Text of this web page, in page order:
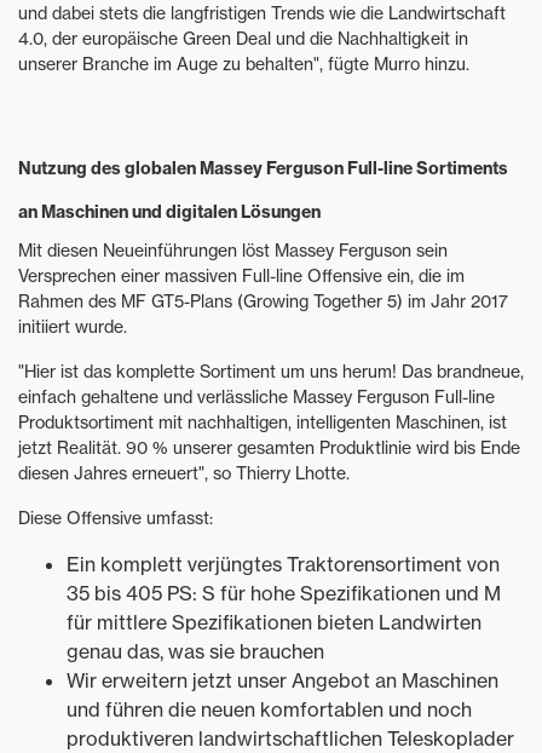
und dabei stets die langfristigen Trends wie die Landwirtschaft
4.0, der europäische Green Deal und die Nachhaltigkeit in
unserer Branche im Auge zu behalten", fügte Murro hinzu.
Nutzung des globalen Massey Ferguson Full-line Sortiments
an Maschinen und digitalen Lösungen
Mit diesen Neueinführungen löst Massey Ferguson sein
Versprechen einer massiven Full-line Offensive ein, die im
Rahmen des MF GT5-Plans (Growing Together 5) im Jahr 2017
initiiert wurde.
"Hier ist das komplette Sortiment um uns herum! Das brandneue,
einfach gehaltene und verlässliche Massey Ferguson Full-line
Produktsortiment mit nachhaltigen, intelligenten Maschinen, ist
jetzt Realität. 90 % unserer gesamten Produktlinie wird bis Ende
diesen Jahres erneuert", so Thierry Lhotte.
Diese Offensive umfasst:
Ein komplett verjüngtes Traktorensortiment von
35 bis 405 PS: S für hohe Spezifikationen und M
für mittlere Spezifikationen bieten Landwirten
genau das, was sie brauchen
Wir erweitern jetzt unser Angebot an Maschinen
und führen die neuen komfortablen und noch
produktiveren landwirtschaftlichen Teleskoplader